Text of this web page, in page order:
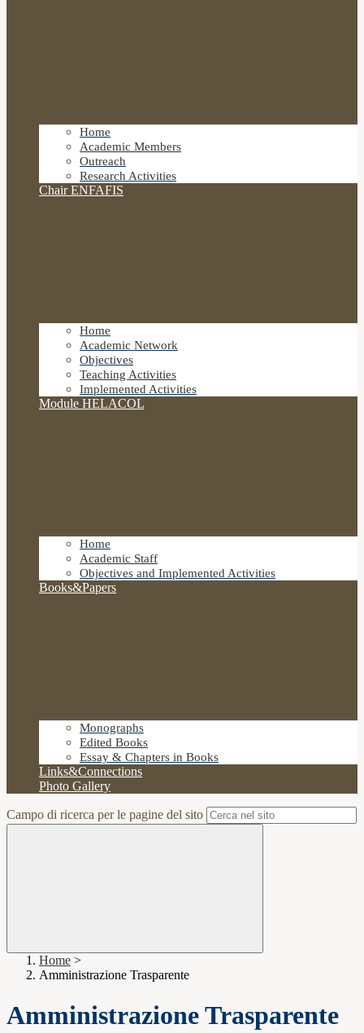
Home
Academic Members
Outreach
Research Activities
Chair ENFAFIS
Home
Academic Network
Objectives
Teaching Activities
Implemented Activities
Module HELACOL
Home
Academic Staff
Objectives and Implemented Activities
Books&Papers
Monographs
Edited Books
Essay & Chapters in Books
Links&Connections
Photo Gallery
Campo di ricerca per le pagine del sito
Home >
Amministrazione Trasparente
Amministrazione Trasparente